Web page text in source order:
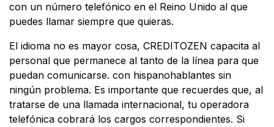
con un número telefónico en el Reino Unido al que
puedes llamar siempre que quieras.
El idioma no es mayor cosa, CREDITOZEN capacita al
personal que permanece al tanto de la línea para que
puedan comunicarse. con hispanohablantes sin
ningún problema. Es importante que recuerdes que, al
tratarse de una llamada internacional, tu operadora
telefónica cobrará los cargos correspondientes. Si